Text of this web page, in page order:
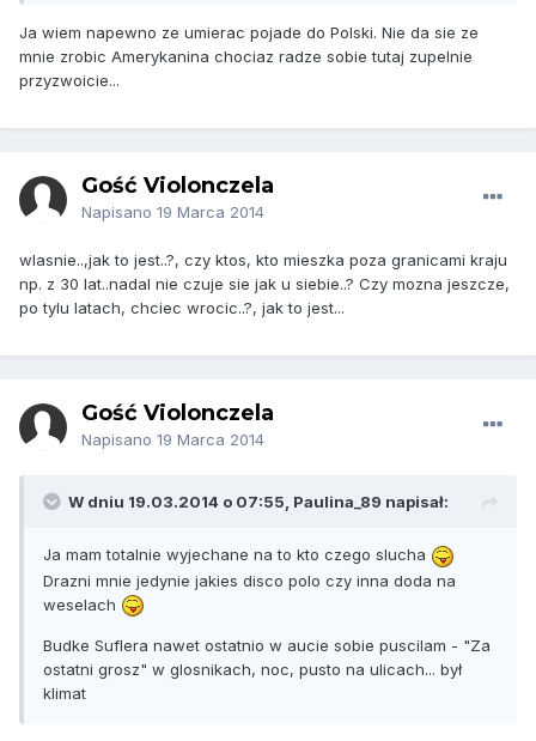
Ja wiem napewno ze umierac pojade do Polski. Nie da sie ze
mnie zrobic Amerykanina chociaz radze sobie tutaj zupelnie
przyzwoicie...
Gość Violonczela
Napisano 19 Marca 2014
wlasnie..,jak to jest..?, czy ktos, kto mieszka poza granicami kraju
np. z 30 lat..nadal nie czuje sie jak u siebie..? Czy mozna jeszcze,
po tylu latach, chciec wrocic..?, jak to jest...
Gość Violonczela
Napisano 19 Marca 2014
W dniu 19.03.2014 o 07:55, Paulina_89 napisał:
Ja mam totalnie wyjechane na to kto czego slucha
Drazni mnie jedynie jakies disco polo czy inna doda na
weselach
Budke Suflera nawet ostatnio w aucie sobie puscilam - "Za
ostatni grosz" w glosnikach, noc, pusto na ulicach... był
klimat